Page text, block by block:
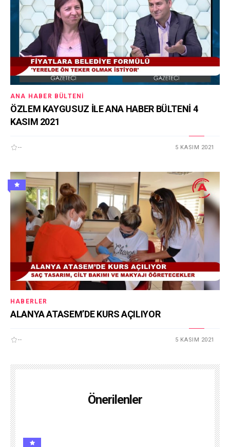
ANA HABER BÜLTENI
ÖZLEM KAYGUSUZ İLE ANA HABER BÜLTENİ 4
KASIM 2021
-- 5 KASIM 2021
HABERLER
ALANYA ATASEM’DE KURS AÇILIYOR
-- 5 KASIM 2021
Önerilenler